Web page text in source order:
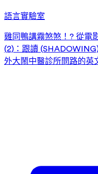
語言實驗室
雞同鴨講霧煞煞！? 從電
(2)：跟讀
外大鬧中醫診所問路的英